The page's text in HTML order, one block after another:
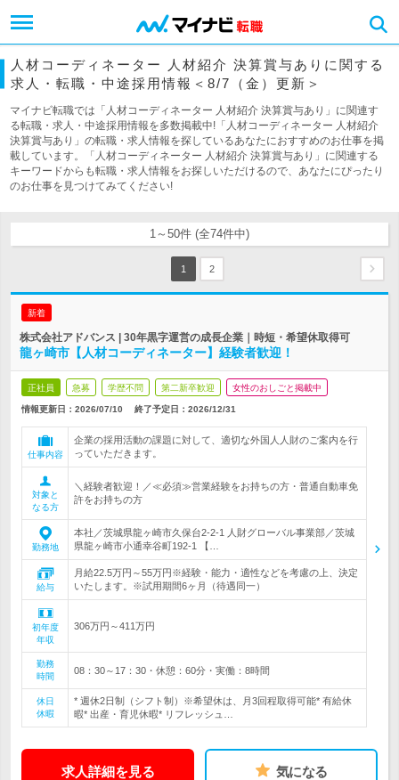
人材コーディネーター 人材紹介 決算賞与ありに関する
求人・転職・中途採用情報＜8/7（金）更新＞
マイナビ転職では「人材コーディネーター 人材紹介 決算賞与あり」に関連す
る転職・求人・中途採用情報を多数掲載中!「人材コーディネーター 人材紹介
決算賞与あり」の転職・求人情報を探しているあなたにおすすめのお仕事を掲
載しています。「人材コーディネーター 人材紹介 決算賞与あり」に関連する
キーワードからも転職・求人情報をお探しいただけるので、あなたにぴったり
のお仕事を見つけてみてください!
1～50件 (全74件中)
1 2
新着
株式会社アドバンス | 30年黒字運営の成長企業｜時短・希望休取得可
龍ヶ崎市【人材コーディネーター】経験者歓迎！
正社員 急募 学歴不問 第二新卒歓迎 女性のおしごと掲載中
情報更新日：2026/07/10 終了予定日： 2026/12/31
仕事内容
企業の採用活動の課題に対して、適切な外国人人財のご案内を行
っていただきます。
対象と
なる方
＼経験者歓迎！／≪必須≫営業経験をお持ちの方・普通自動車免
許をお持ちの方
勤務地
本社／茨城県龍ヶ崎市久保台2-2-1 人財グローバル事業部／茨城
県龍ヶ崎市小通幸谷町192-1 【…
給与
月給22.5万円～55万円※経験・能力・適性などを考慮の上、決定
いたします。※試用期間6ヶ月（待遇同一）
初年度
年収
306万円～411万円
勤務
時間
08：30～17：30・休憩：60分・実働：8時間
休日
休暇
* 週休2日制（シフト制）※希望休は、月3回程取得可能* 有給休
暇* 出産・育児休暇* リフレッシュ…
求人詳細を見る 気になる